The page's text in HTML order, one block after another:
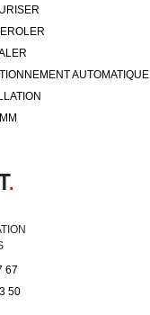
AUTOMATIQUE
.
67
50